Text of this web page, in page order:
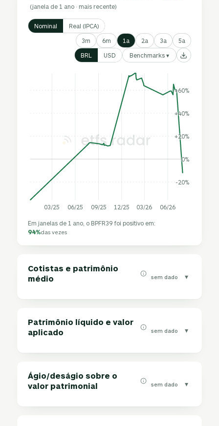
(janela de 1 ano · mais recente)
Nominal Real (IPCA)
3m 6m 1a 2a 3a 5a
BRL USD Benchmarks ▾
-20%
0%
+20%
+40%
+60%
03/25 06/25 09/25 12/25 03/26 06/26
Em janelas de 1 ano, o BPFR39 foi positivo em:
94%das vezes
Cotistas e patrimônio
médio
sem dado ▾
Patrimônio líquido e valor
aplicado
sem dado ▾
Ágio/deságio sobre o
valor patrimonial
sem dado ▾